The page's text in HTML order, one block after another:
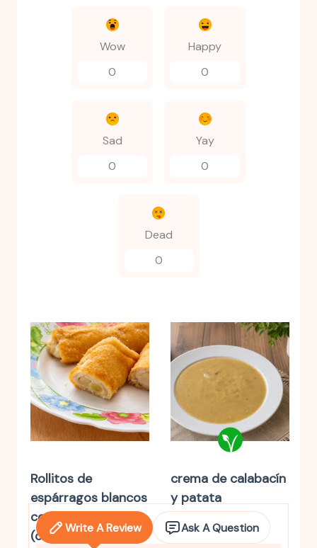
Wow
0
Happy
0
Sad
0
Yay
0
Dead
0
Rollitos de
espárragos blancos
con jamón y queso
(crujientes y extra
crema de calabacín
y patata
30 mins
Write A Review Ask A Question